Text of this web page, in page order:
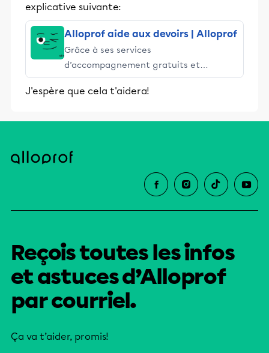
explicative suivante:
Alloprof aide aux devoirs | Alloprof
Grâce à ses services
d’accompagnement gratuits et
stimulants, Alloprof engage les élèves
et leurs parents dans la réussite
J'espère que cela t'aidera!
Reçois toutes les infos
et astuces d’Alloprof
par courriel.
Ça va t’aider, promis!